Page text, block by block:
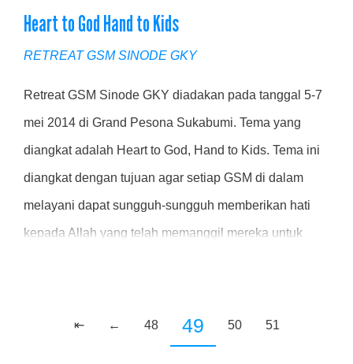
Selesai check-in waktu sudah menunjukan pukul 1:00
Heart to God Hand to Kids
RETREAT GSM SINODE GKY
Retreat GSM Sinode GKY diadakan pada tanggal 5-7
mei 2014 di Grand Pesona Sukabumi. Tema yang
diangkat adalah Heart to God, Hand to Kids. Tema ini
diangkat dengan tujuan agar setiap GSM di dalam
melayani dapat sungguh-sungguh memberikan hati
kepada Allah yang telah memanggil mereka untuk
⇤ ← 48 49 50 51